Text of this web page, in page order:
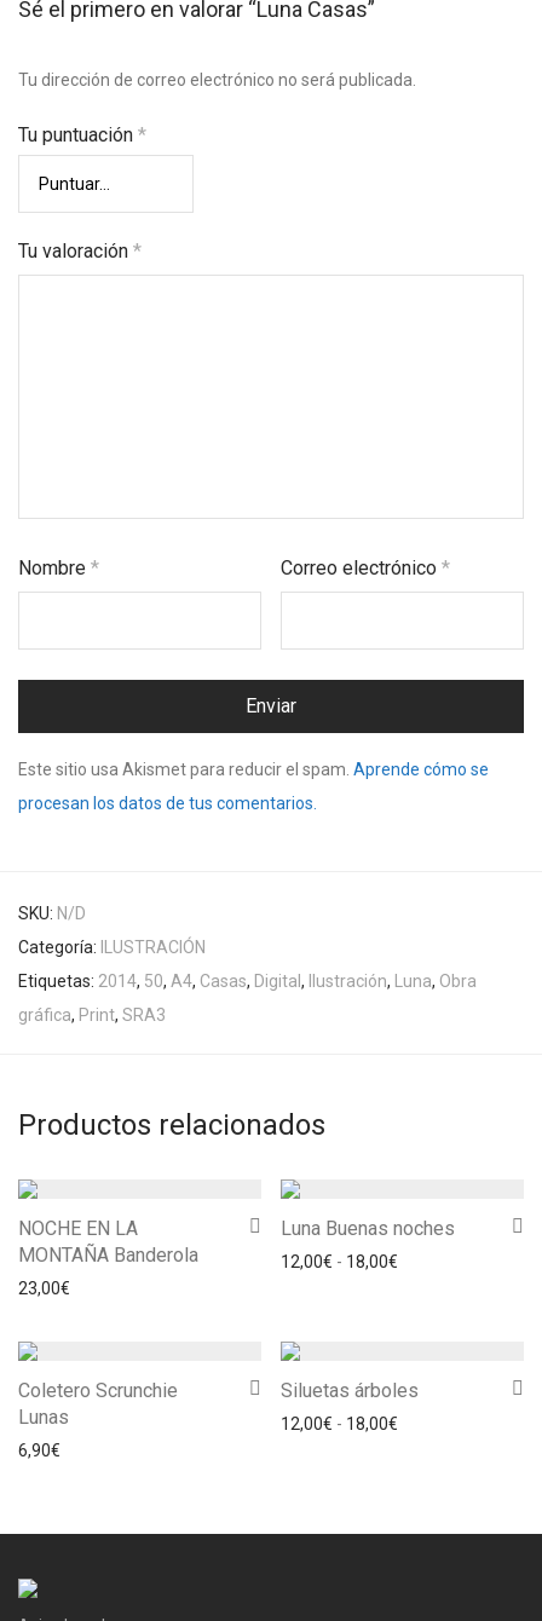
Sé el primero en valorar “Luna Casas”
Tu dirección de correo electrónico no será publicada.
Tu puntuación *
Tu valoración *
Nombre * Correo electrónico*
Este sitio usa Akismet para reducir el spam. Aprende cómo se
procesan los datos de tus comentarios.
SKU: N/D
Categoría:
ILUSTRACIÓN
Etiquetas: 2014, 50, A4, Casas, Digital , Ilustración, Luna, Obra
gráfica, Print, SRA3
Productos relacionados
NOCHE EN LA
MONTAÑA Banderola
23,00€
Luna Buenas noches
12,00€ - 18,00€
Coletero Scrunchie
Lunas
6,90€
Siluetas árboles
12,00€ - 18,00€